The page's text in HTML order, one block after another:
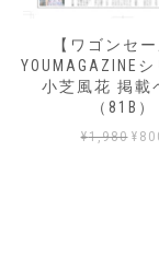
【ワゴンセー
YOUMAGAZINE
小芝風花 掲載
（81B）
¥1,980 元
¥